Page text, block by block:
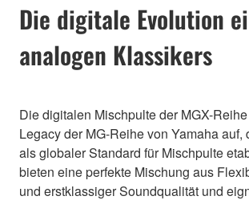
Die digitale Evolution
analogen Klassikers
Die digitalen Mischpulte der MGX-
Legacy der MG-Reihe von Yamaha auf,
als globaler Standard für Mischpulte
bieten eine perfekte Mischung aus
und erstklassiger Soundqualität und